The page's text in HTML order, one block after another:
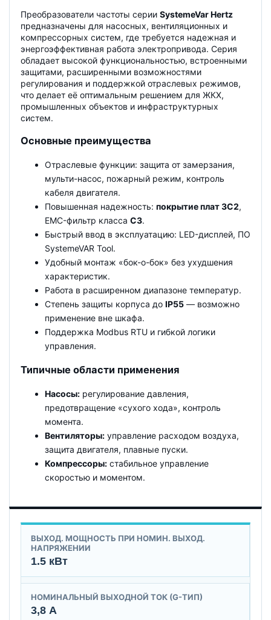
Преобразователи частоты серии SystemeVar Hertz
предназначены для насосных, вентиляционных и
компрессорных систем, где требуется надежная и
энергоэффективная работа электропривода. Серия
обладает высокой функциональностью, встроенными
защитами, расширенными возможностями
регулирования и поддержкой отраслевых режимов,
что делает её оптимальным решением для ЖКХ,
промышленных объектов и инфраструктурных
систем.
Основные преимущества
Отраслевые функции: защита от замерзания,
мульти-насос, пожарный режим, контроль
кабеля двигателя.
Повышенная надежность: покрытие плат 3C2,
EMC-фильтр класса C3.
Быстрый ввод в эксплуатацию: LED-дисплей, ПО
SystemeVAR Tool.
Удобный монтаж «бок-о-бок» без ухудшения
характеристик.
Работа в расширенном диапазоне температур.
Степень защиты корпуса до IP55 — возможно
применение вне шкафа.
Поддержка Modbus RTU и гибкой логики
управления.
Типичные области применения
Насосы: регулирование давления,
предотвращение «сухого хода», контроль
момента.
Вентиляторы: управление расходом воздуха,
защита двигателя, плавные пуски.
Компрессоры: стабильное управление
скоростью и моментом.
ВЫХОД. МОЩНОСТЬ ПРИ НОМИН. ВЫХОД.
НАПРЯЖЕНИИ
1.5 кВт
НОМИНАЛЬНЫЙ ВЫХОДНОЙ ТОК (G-ТИП)
3,8 А